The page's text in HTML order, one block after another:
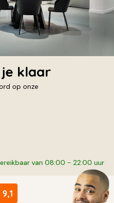
klaar
op onze
van 08:00 - 22:00 uur
9,1